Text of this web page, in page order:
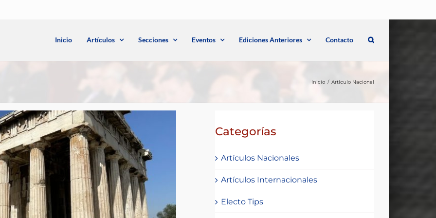
Inicio Artículos Secciones Eventos Ediciones Anteriores Contacto
Inicio Artículo Nacional
Categorías
Artículos Nacionales
Artículos Internacionales
Electo Tips